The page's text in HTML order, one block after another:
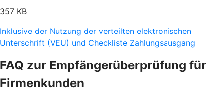
357 KB
Inklusive der Nutzung der verteilten elektronischen
Unterschrift (VEU) und Checkliste Zahlungsausgang
FAQ zur Empfängerüberprüfung für
Firmenkunden